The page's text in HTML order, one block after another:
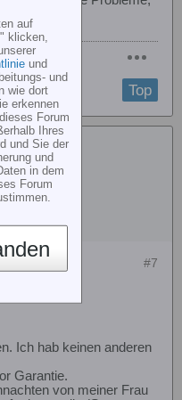
Top
#7
600 ESP
Ich hab keinen anderen
Garantie.
von meiner Frau
auf
" klicken,
und
und
wie dort
erkennen
Forum
Ihres
und Sie der
und
in dem
Forum